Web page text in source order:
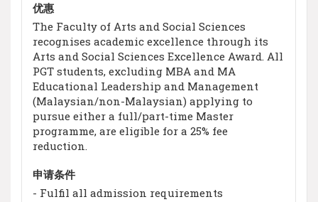
优惠
The Faculty of Arts and Social Sciences
recognises academic excellence through its
Arts and Social Sciences Excellence Award. All
PGT students, excluding MBA and MA
Educational Leadership and Management
(Malaysian/non-Malaysian) applying to
pursue either a full/part-time Master
programme, are eligible for a 25% fee
reduction.
申请条件
- Fulfil all admission requirements